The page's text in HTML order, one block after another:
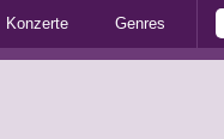
Konzerte Genres